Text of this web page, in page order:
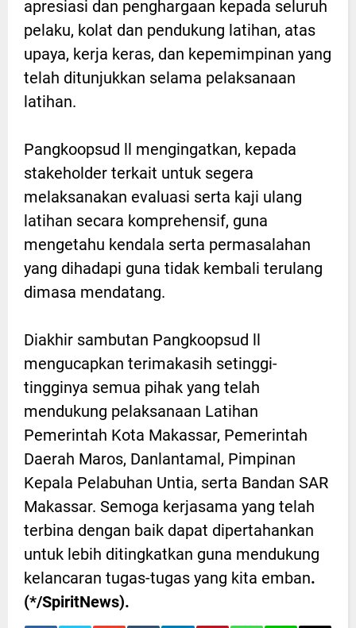
apresiasi dan penghargaan kepada seluruh
pelaku, kolat dan pendukung latihan, atas
upaya, kerja keras, dan kepemimpinan yang
telah ditunjukkan selama pelaksanaan
latihan.
Pangkoopsud ll mengingatkan, kepada
stakeholder terkait untuk segera
melaksanakan evaluasi serta kaji ulang
latihan secara komprehensif, guna
mengetahu kendala serta permasalahan
yang dihadapi guna tidak kembali terulang
dimasa mendatang.
Diakhir sambutan Pangkoopsud ll
mengucapkan terimakasih setinggi-
tingginya semua pihak yang telah
mendukung pelaksanaan Latihan
Pemerintah Kota Makassar, Pemerintah
Daerah Maros, Danlantamal, Pimpinan
Kepala Pelabuhan Untia, serta Bandan SAR
Makassar. Semoga kerjasama yang telah
terbina dengan baik dapat dipertahankan
untuk lebih ditingkatkan guna mendukung
kelancaran tugas-tugas yang kita emban.
(*/SpiritNews).